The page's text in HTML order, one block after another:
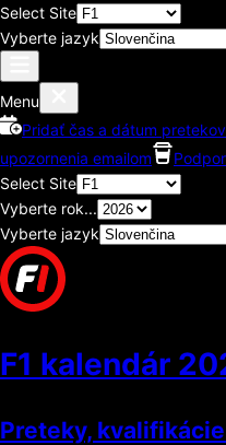
Select Site
Vyberte jazyk
Menu
Pridať čas a dátum
upozornenia emailom
Select Site
Vyberte rok...
Vyberte jazyk
F1 kalendár
Preteky,